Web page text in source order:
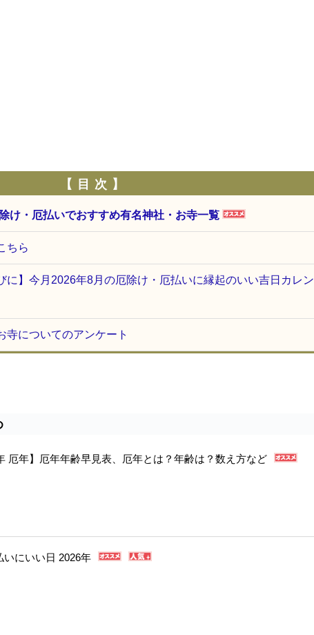
【 目 次 】
け・厄払いでおすすめ有名神社・お寺一覧
ちら
に】今月2026年8月の厄除け・厄払いに縁起のいい吉日カレン
寺についてのアンケート
厄年】厄年年齢早見表、厄年とは？年齢は？数え方など
いにいい日 2026年